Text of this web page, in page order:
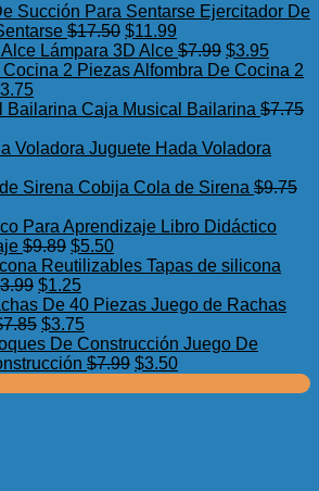
Ejercitador De
$17.50 El
precio
original
$17.50.
$11.99
precio
actual
$11.99.
Lámpara 3D Alce $7.99 El
precio
era:
$3.95El
precio
es:
Alfombra De Cocina 2
3.75El
precio
es:
Caja Musical Bailarina $7.75
Juguete Hada Voladora
Cobija Cola de Sirena $9.75
Libro Didáctico
$9.89 El
precio
original
era:
$9.89.
$5.50El
precio
es:
Tapas de silicona
3.99 El
precio
original
era:
$3.99.
$1.25El
precio
actual
es:
$1.25.
Juego de Rachas
7.85 El
precio
original
$3.75El
precio
actual
Juego De
$7.99 El
$3.50El